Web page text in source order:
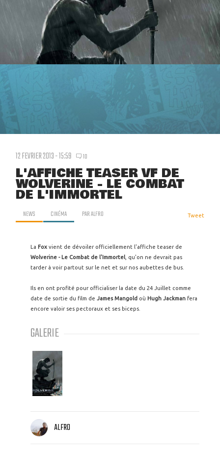
12 FEVRIER 2013 - 15:59 10
L'AFFICHE TEASER VF DE
WOLVERINE - LE COMBAT
DE L'IMMORTEL
NEWS CINÉMA PARALFRO Tweet
La Fox vient de dévoiler officiellement l'affiche teaser de
Wolverine - Le Combat de l'Immortel , qu'on ne devrait pas
tarder à voir partout sur le net et sur nos aubettes de bus.
Ils en ont profité pour officialiser la date du 24 Juillet comme
date de sortie du film de James Mangold où Hugh Jackman fera
encore valoir ses pectoraux et ses biceps.
GALERIE
ALFRO